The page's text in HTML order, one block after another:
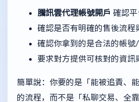
騰訊雲代理帳號開戶 確認平
確認是否有明確的售後流程
確認你拿到的是合法的帳號
要求對方提供可核對的資訊
簡單說：你要的是「能被追責、
的流程，而不是「私聊交易、全